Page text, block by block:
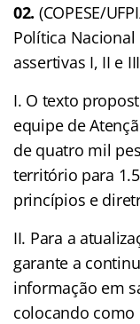
02. (COPESE/
Política Nacional
assertivas I, II e
I. O texto
equipe de
de quatro mil
território para
princípios e
II. Para a
garante a
informação em
colocando